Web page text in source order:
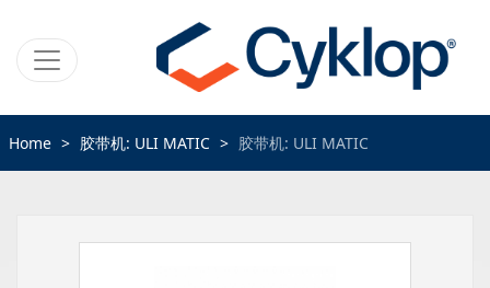
Home 胶带机: ULI MATIC 胶带机: ULI MATIC